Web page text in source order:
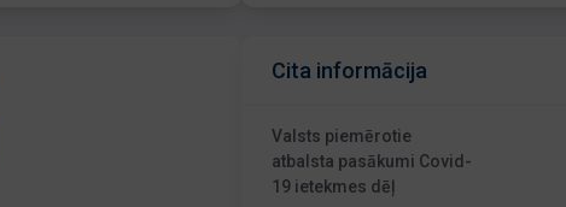
Cita informācija
Valsts piemērotie
atbalsta pasākumi Covid-
19 ietekmes dēļ